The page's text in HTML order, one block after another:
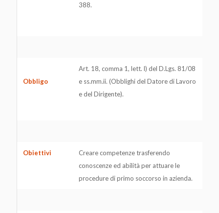
388.
Obbligo
Art. 18, comma 1, lett. l) del D.Lgs. 81/08
e ss.mm.ii. (Obblighi del Datore di Lavoro
e del Dirigente).
Obiettivi
Creare competenze trasferendo
conoscenze ed abilità per attuare le
procedure di primo soccorso in azienda.